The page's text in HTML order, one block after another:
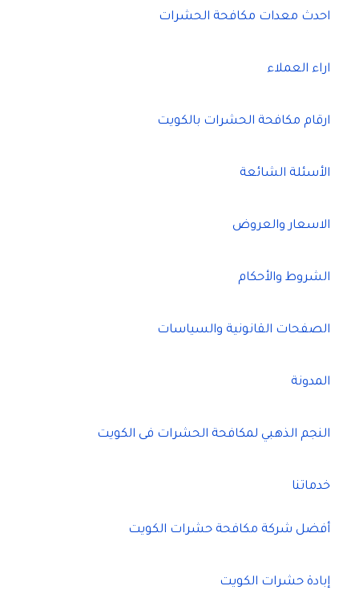
احدث معدات مكافحة الحشرات
اراء العملاء
ارقام مكافحة الحشرات بالكويت
الأسئلة الشائعة
الاسعار والعروض
الشروط والأحكام
الصفحات القانونية والسياسات
المدونة
النجم الذهبي لمكافحة الحشرات فى الكويت
خدماتنا
أفضل شركة مكافحة حشرات الكويت
إبادة حشرات الكويت